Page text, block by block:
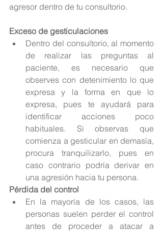
agresor dentro de tu consultorio.
Exceso de gesticulaciones
Dentro del consultorio, al momento
de realizar las preguntas al
paciente, es necesario que
observes con detenimiento lo que
expresa y la forma en que lo
expresa, pues te ayudará para
identificar acciones poco
habituales. Si observas que
comienza a gesticular en demasía,
procura tranquilizarlo, pues en
caso contrario podría derivar en
una agresión hacia tu persona.
Pérdida del control
En la mayoría de los casos, las
personas suelen perder el control
antes de proceder a atacar a